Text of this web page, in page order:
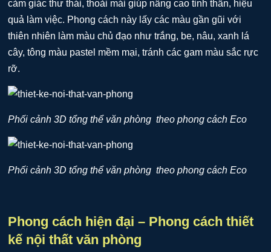
cảm giác thư thái, thoải mái giúp nâng cao tinh thần, hiệu
quả làm việc. Phong cách này lấy các màu gần gũi với
thiên nhiên làm màu chủ đạo như trắng, be, nâu, xanh lá
cây, tông màu pastel mềm mại, tránh các gam màu sắc rực
rỡ.
Phối cảnh 3D tổng thể văn phòng theo phong cách Eco
Phối cảnh 3D tổng thể văn phòng theo phong cách Eco
Phong cách hiện đại – Phong cách thiết
kế nội thất văn phòng